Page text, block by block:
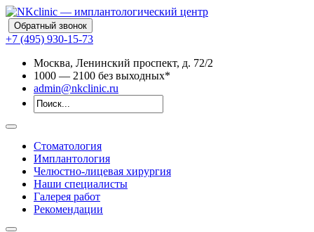
Обратный звонок
+7 (495) 930-15-73
Москва, Ленинский проспект, д. 72/2
1000 — 2100 без выходных*
admin@nkclinic.ru
Стоматология
Имплантология
Челюстно-лицевая хирургия
Наши специалисты
Галерея работ
Рекомендации